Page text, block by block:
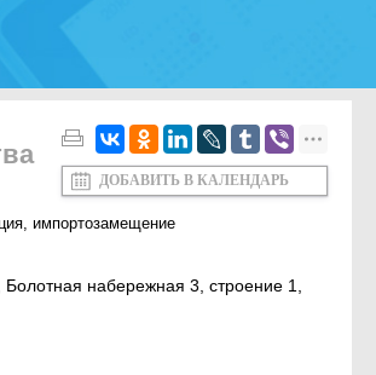
ДОБАВИТЬ В КАЛЕНДАРЬ
, импортозамещение
Болотная набережная 3, строение 1,